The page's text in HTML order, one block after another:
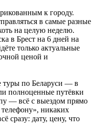
к городу.
в самые разные
на целую неделю.
в Брест на 6 дней на
только актуальные
ценой и
туры по Беларуси — в
полноценные путёвки
— всё с выездом прямо
никаких
сразу: дату, цену, что